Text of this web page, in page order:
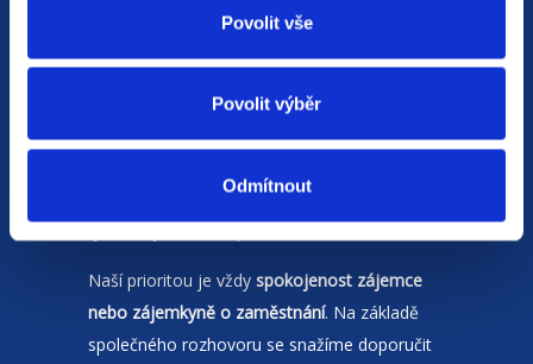
Povolit vše
Povolit výběr
Odmítnout
JsmeHR agenturas pobočkami v
si na individuálním a férovém přístupu,
Naší prioritou je vždy spokojenost zájemce
nebo zájemkyně o zaměstnání. Na základě
společného rozhovoru se snažíme doporučit